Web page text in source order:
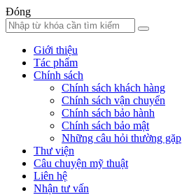
Đóng
Giới thiệu
Tác phẩm
Chính sách
Chính sách khách hàng
Chính sách vận chuyển
Chính sách bảo hành
Chính sách bảo mật
Những câu hỏi thường gặp
Thư viện
Câu chuyện mỹ thuật
Liên hệ
Nhận tư vấn